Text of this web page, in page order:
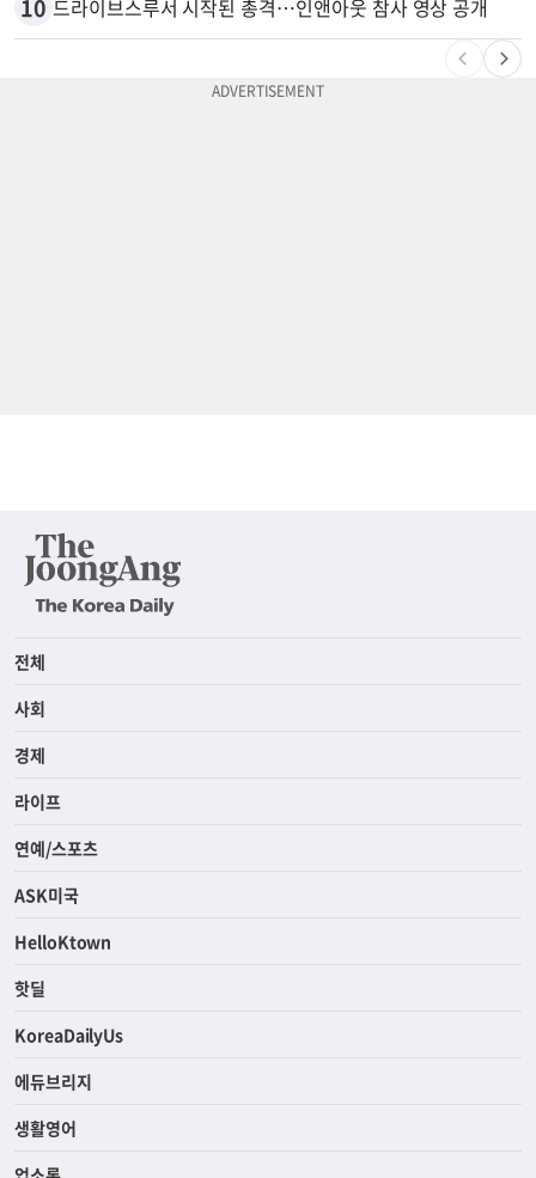
10 드라이브스루서 시작된 총격…인앤아웃 참사 영상 공개
전체
사회
경제
라이프
연예/스포츠
ASK미국
HelloKtown
핫딜
KoreaDailyUs
에듀브리지
생활영어